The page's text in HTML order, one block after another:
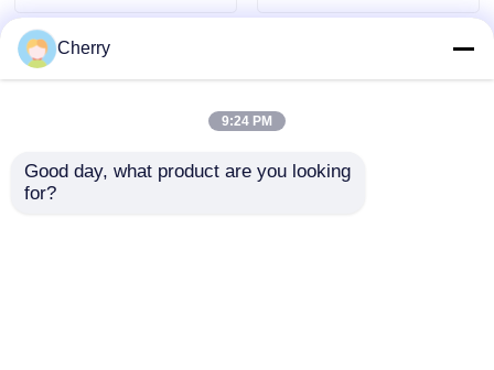
アルミヒートシンクエクストルーションプロファイル
Cherry
9:24 PM
Good day, what product are you looking
for?